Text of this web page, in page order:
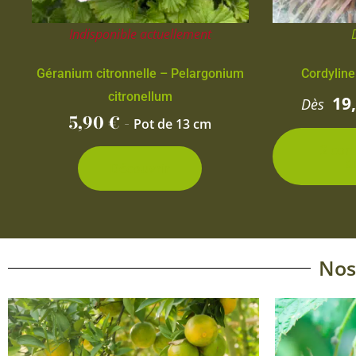
Indisponible actuellement
Géranium citronnelle – Pelargonium
citronellum
5,90€ - Pot de 13 cm
Dès